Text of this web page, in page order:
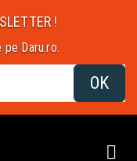
!
Daru.ro.
